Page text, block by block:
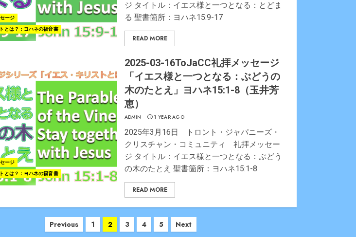
ージ
とは？：ヨハネの福音書
ジ タイトル：イエス様と一つとなる：とどま
る 聖書箇所：ヨハネ15:9-17
READ MORE
ージ
とは？：ヨハネの福音書
2025-03-16ToJaCC礼拝メッセージ
「イエス様と一つとなる：ぶどうの
木のたとえ」ヨハネ15:1-8（玉井芳
恵）
ADMIN 1 YEAR AGO
2025年3月16日 トロント・ジャパニーズ・
クリスチャン・コミュニティ 礼拝メッセー
ジ タイトル：イエス様と一つとなる：ぶどう
の木のたとえ 聖書箇所：ヨハネ15:1-8
READ MORE
Previous 1 2 3 4 5 Next